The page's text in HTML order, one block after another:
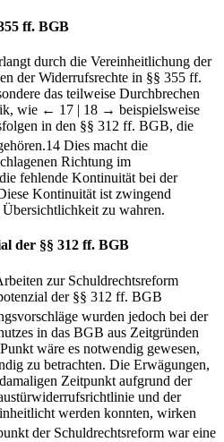
ff. BGB
durch die Vereinheitlichung der
der Widerrufsrechte in §§ 355 ff.
das teilweise Durchbrechen
wie ← 17 | 18 → beispielsweise
in den §§ 312 ff. BGB, die
14 Dies macht die
Richtung im
fehlende Kontinuität bei der
Kontinuität ist zwingend
zu wahren.
der §§ 312 ff. BGB
zur Schuldrechtsreform
der §§ 312 ff. BGB
wurden jedoch bei der
in das BGB aus Zeitgründen
wäre es notwendig gewesen,
zu betrachten. Die Erwägungen,
Zeitpunkt aufgrund der
und der
werden konnten, wirken
der Schuldrechtsreform war eine